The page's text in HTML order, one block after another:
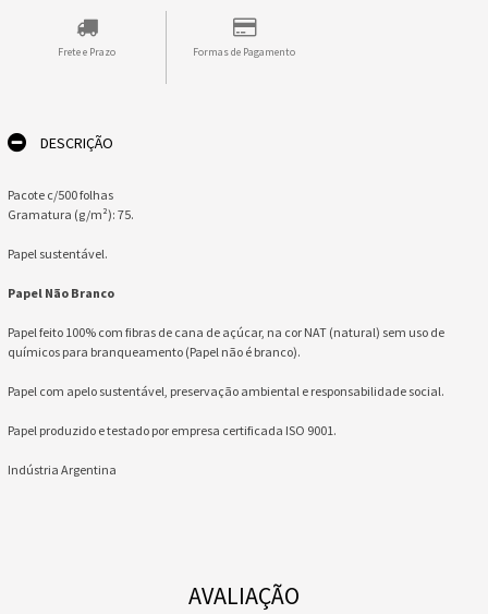
Frete e Prazo Formas de Pagamento
DESCRIÇÃO
Pacote c/500 folhas
Gramatura (g/m²): 75.
Papel sustentável.
Papel Não Branco
Papel feito 100% com fibras de cana de açúcar, na cor NAT (natural) sem uso de
químicos para branqueamento (Papel não é branco).
Papel com apelo sustentável, preservação ambiental e responsabilidade social.
Papel produzido e testado por empresa certificada ISO 9001.
Indústria Argentina
AVALIAÇÃO